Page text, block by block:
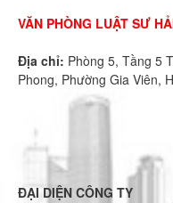
VĂN PHÒNG LUẬT SƯ
Địa chỉ: Phòng 5, Tầng 5
Phong, Phường Gia Viên,
ĐẠI DIỆN CÔNG TY